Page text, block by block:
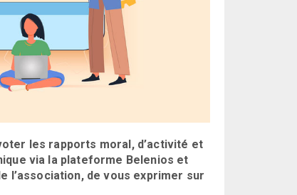
les rapports moral, d’activité et
via la plateforme Belenios et
l’association, de vous exprimer sur